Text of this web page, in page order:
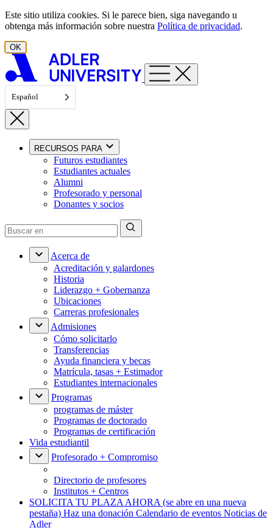
Ir al contenido
Este sitio utiliza cookies. Si le parece bien, siga navegando u
obtenga más información sobre nuestra Política de privacidad.
OK
Español
RECURSOS PARA
Futuros estudiantes
Estudiantes actuales
Alumni
Profesorado y personal
Donantes y socios
Acerca de
Acreditación y galardones
Historia
Liderazgo + Gobernanza
Ubicaciones
Carreras profesionales
Admisiones
Cómo solicitarlo
Transferencias
Ayuda financiera y becas
Matrícula, tasas + Estimador
Estudiantes internacionales
Programas
programas de máster
Programas de doctorado
Programas de certificación
Vida estudiantil
Profesorado + Compromiso
Directorio de profesores
Institutos + Centros
SOLICITA TU PLAZA AHORA (se abre en una nueva
pestaña) Haz una donación Calendario de eventos Noticias de
Adler